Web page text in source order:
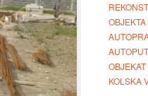
KOLSKA